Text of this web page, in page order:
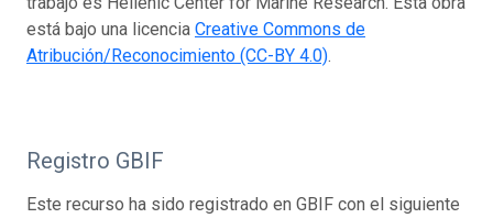
está bajo una licencia Creative Commons de
Atribución/Reconocimiento (CC-BY 4.0).
Registro GBIF
Este recurso ha sido registrado en GBIF con el siguiente